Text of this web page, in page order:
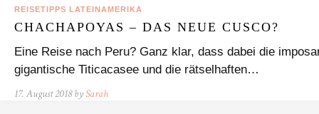
REISETIPPS LATEINAMERIKA
CHACHAPOYAS – DAS NEUE CUSCO?
Eine Reise nach Peru? Ganz klar, dass dabei die
gigantische Titicacasee und die rätselhaften…
17. August 2018 bySarah